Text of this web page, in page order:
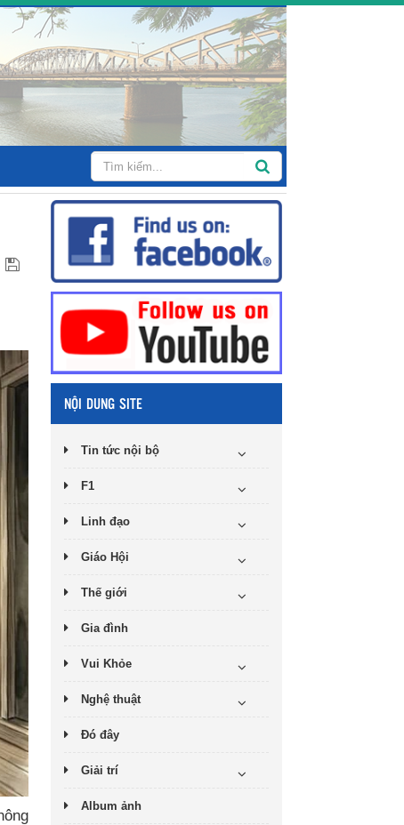
NỘI DUNG SITE
Tin tức nội bộ
F1
Linh đạo
Giáo Hội
Thế giới
Gia đình
Vui Khỏe
Nghệ thuật
Đó đây
Giải trí
Album ảnh